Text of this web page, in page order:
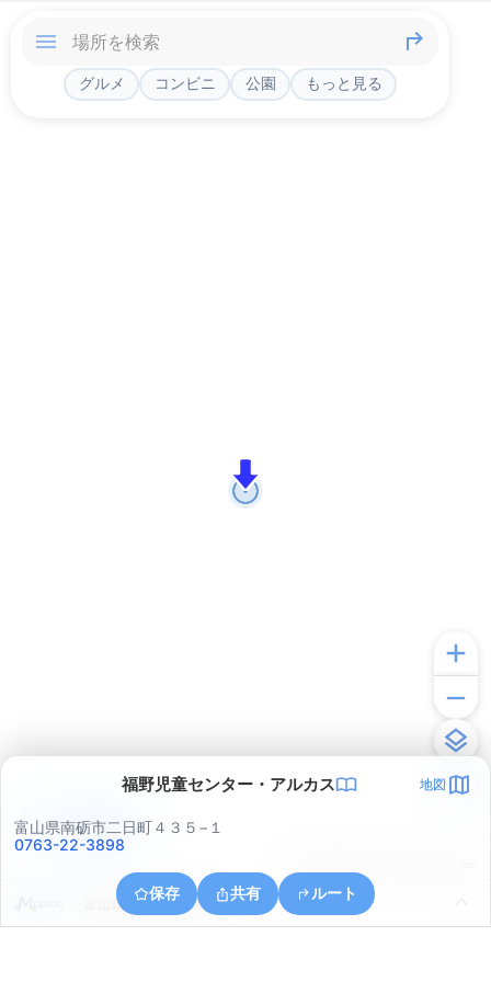
グルメ コンビニ 公園 もっと見る
福野児童センター・アルカス 地図
富山県南砺市二日町４３５−１
0763-22-3898
保存 共有 ルート
富山県小矢部市下川崎
アプリで見る